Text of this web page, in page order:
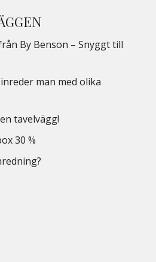
By Benson – Snyggt till
man med olika
tavelvägg!
30 %